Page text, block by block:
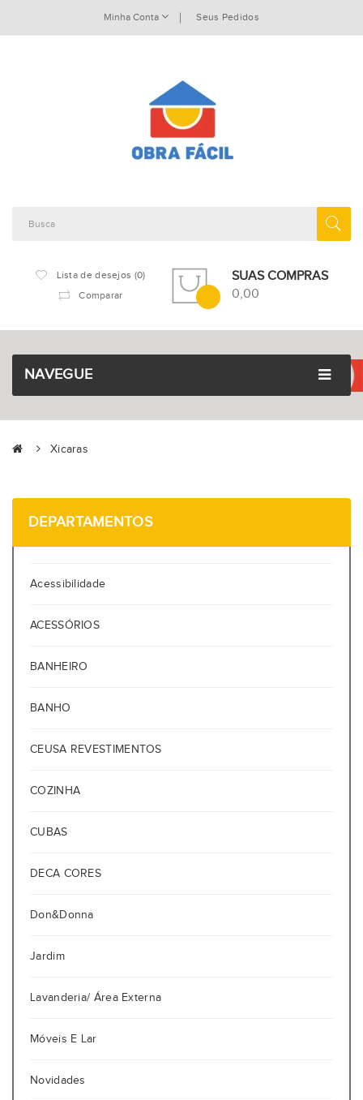
Minha Conta Seus Pedidos
Lista de desejos (0)
Comparar
SUAS COMPRAS
0,00
NAVEGUE
Xicaras
DEPARTAMENTOS
Acessibilidade
ACESSÓRIOS
BANHEIRO
BANHO
CEUSA REVESTIMENTOS
COZINHA
CUBAS
DECA CORES
Don&Donna
Jardim
Lavanderia/ Área Externa
Móveis E Lar
Novidades